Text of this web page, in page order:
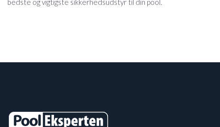
bedste og vigtigste sikkerhedsudstyr til din pool.